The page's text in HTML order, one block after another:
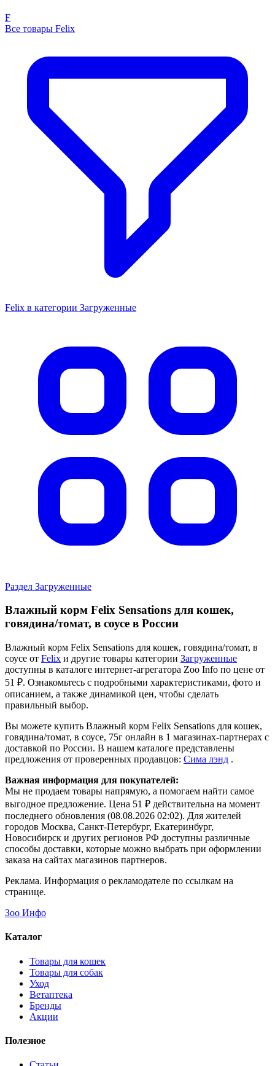
F
Все товары Felix
Felix в категории Загруженные
Раздел Загруженные
Влажный корм Felix Sensations для кошек,
говядина/томат, в соусе в России
Влажный корм Felix Sensations для кошек, говядина/томат, в
соусе от Felix и другие товары категории Загруженные
доступны в каталоге интернет-агрегатора Zoo Info по цене от
51 ₽. Ознакомьтесь с подробными характеристиками, фото и
описанием, а также динамикой цен, чтобы сделать
правильный выбор.
Вы можете купить Влажный корм Felix Sensations для кошек,
говядина/томат, в соусе, 75г онлайн в 1 магазинах-партнерах с
доставкой по России. В нашем каталоге представлены
предложения от проверенных продавцов: Сима лэнд .
Важная информация для покупателей:
Мы не продаем товары напрямую, а помогаем найти самое
выгодное предложение. Цена 51 ₽ действительна на момент
последнего обновления (08.08.2026 02:02). Для жителей
городов Москва, Санкт-Петербург, Екатеринбург,
Новосибирск и других регионов РФ доступны различные
способы доставки, которые можно выбрать при оформлении
заказа на сайтах магазинов партнеров.
Реклама. Информация о рекламодателе по ссылкам на
странице.
Зоо Инфо
Каталог
Товары для кошек
Товары для собак
Уход
Ветаптека
Бренды
Акции
Полезное